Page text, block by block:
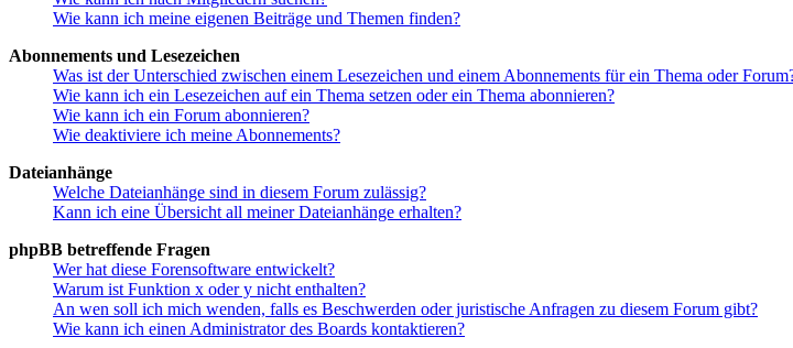
Wie kann ich meine eigenen Beiträge und Themen finden?
Abonnements und Lesezeichen
Was ist der Unterschied zwischen einem Lesezeichen und einem Abonnements für ein Thema oder
Wie kann ich ein Lesezeichen auf ein Thema setzen oder ein Thema abonnieren?
Wie kann ich ein Forum abonnieren?
Wie deaktiviere ich meine Abonnements?
Dateianhänge
Welche Dateianhänge sind in diesem Forum zulässig?
Kann ich eine Übersicht all meiner Dateianhänge erhalten?
phpBB betreffende Fragen
Wer hat diese Forensoftware entwickelt?
Warum ist Funktion x oder y nicht enthalten?
An wen soll ich mich wenden, falls es Beschwerden oder juristische Anfragen zu diesem Forum gibt?
Wie kann ich einen Administrator des Boards kontaktieren?